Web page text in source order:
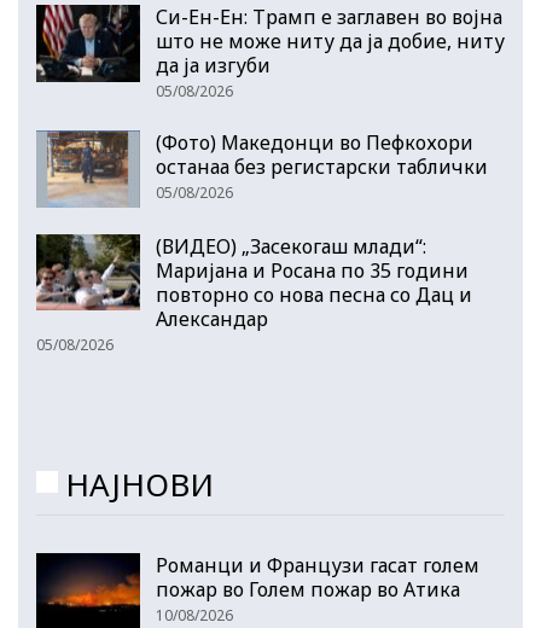
Си-Ен-Ен: Трамп е заглавен во војна
што не може ниту да ја добие, ниту
да ја изгуби
05/08/2026
(Фото) Македонци во Пефкохори
останаа без регистарски таблички
05/08/2026
(ВИДЕО) „Засекогаш млади“:
Маријана и Росана по 35 години
повторно со нова песна со Дац и
Александар
05/08/2026
НАЈНОВИ
Романци и Французи гасат голем
пожар во Голем пожар во Атика
10/08/2026